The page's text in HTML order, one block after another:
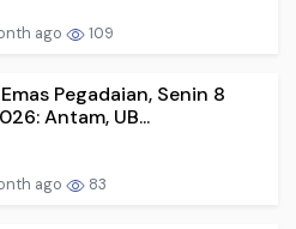
ago 109
Pegadaian, Senin 8
Antam, UB...
ago 83